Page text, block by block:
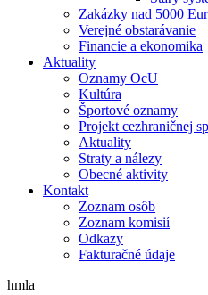
Zakázky nad 5000 Eur
Verejné obstarávanie
Financie a ekonomika
Aktuality
Oznamy OcU
Kultúra
Športové oznamy
Projekt cezhraničnej
Aktuality
Straty a nálezy
Obecné aktivity
Kontakt
Zoznam osôb
Zoznam komisií
Odkazy
Fakturačné údaje
hmla